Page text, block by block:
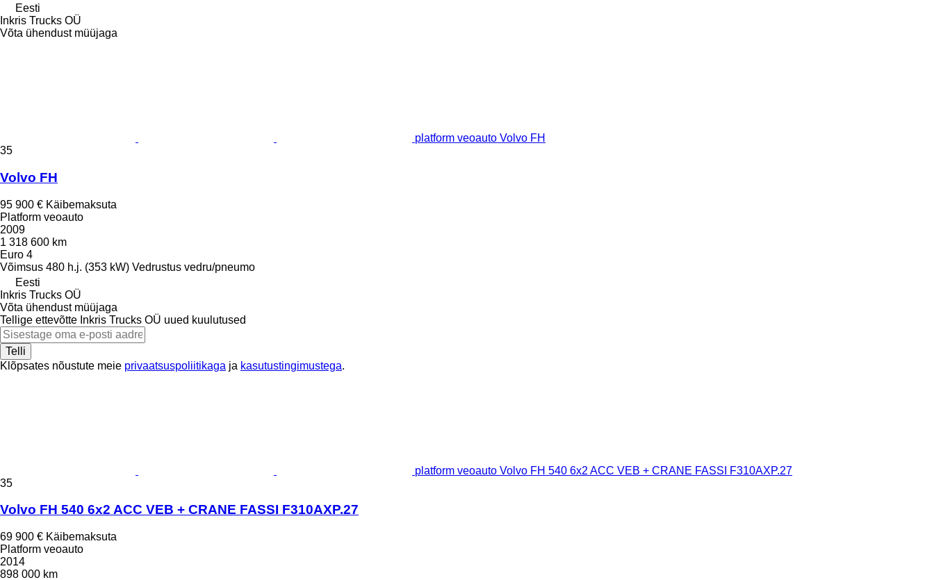
Eesti
Inkris Trucks OÜ
Võta ühendust müüjaga
platform veoauto Volvo FH
35
Volvo FH
95 900 € Käibemaksuta
Platform veoauto
2009
1 318 600 km
Euro 4
Võimsus 480 h.j. (353 kW) Vedrustus vedru/pneumo
Eesti
Inkris Trucks OÜ
Võta ühendust müüjaga
Tellige ettevõtte Inkris Trucks OÜ uued kuulutused
Telli
Klõpsates nõustute meie privaatsuspoliitikaga ja kasutustingimustega.
platform veoauto Volvo FH 540 6x2 ACC VEB + CRANE FASSI F310AXP.27
35
Volvo FH 540 6x2 ACC VEB + CRANE FASSI F310AXP.27
69 900 € Käibemaksuta
Platform veoauto
2014
898 000 km